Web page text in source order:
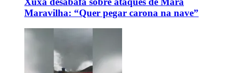
Maravilha: “Quer pegar carona na nave”